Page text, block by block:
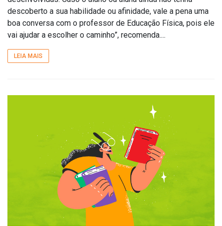
descoberto a sua habilidade ou afinidade, vale a pena uma
boa conversa com o professor de Educação Física, pois ele
vai ajudar a escolher o caminho”, recomenda....
LEIA MAIS